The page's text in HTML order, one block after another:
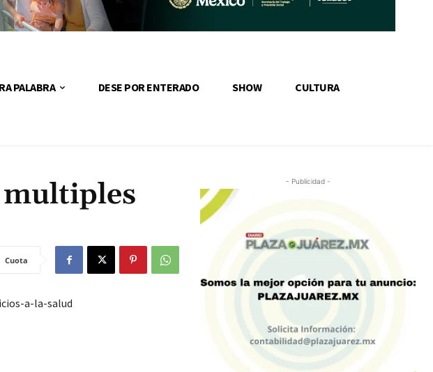
PALABRA DESE POR ENTERADO SHOW CULTURA
multiples
Cuota
a-la-salud
- Publicidad -